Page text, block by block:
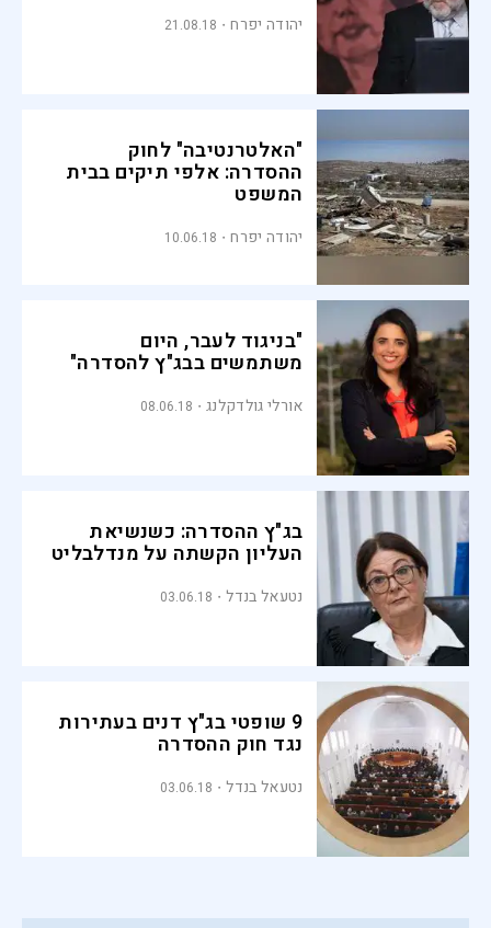
יהודה יפרח 21.08.18
"האלטרנטיבה" לחוק
ההסדרה: אלפי תיקים בבית
המשפט
יהודה יפרח 10.06.18
"בניגוד לעבר, היום
משתמשים בבג"ץ להסדרה"
אורלי גולדקלנג 08.06.18
בג"ץ ההסדרה: כשנשיאת
העליון הקשתה על מנדלבליט
נטעאל בנדל 03.06.18
9 שופטי בג"ץ דנים בעתירות
נגד חוק ההסדרה
נטעאל בנדל 03.06.18